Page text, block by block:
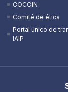
COCOIN
Comité de ética
Portal único de
IAIP